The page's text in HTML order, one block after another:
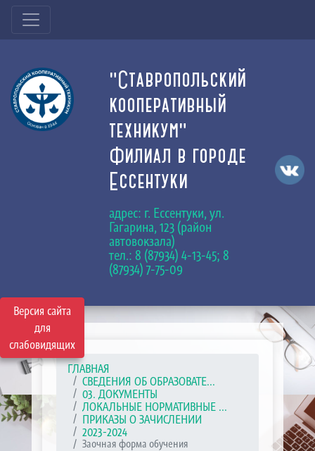
Версия сайта
для
слабовидящих
"Ставропольский
кооперативный
техникум"
Филиал в городе
Ессентуки
адрес: г. Ессентуки, ул.
Гагарина, 123 (район
автовокзала)
тел.: 8 (87934) 4-13-45; 8
(87934) 7-75-09
ГЛАВНАЯ
СВЕДЕНИЯ ОБ ОБРАЗОВАТЕ...
03. ДОКУМЕНТЫ
ЛОКАЛЬНЫЕ НОРМАТИВНЫЕ ...
ПРИКАЗЫ О ЗАЧИСЛЕНИИ
2023-2024
Заочная форма обучения